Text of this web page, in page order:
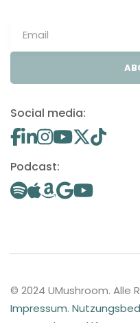
Social media:
Podcast:
© 2024 UMushroom. Alle
Impressum.